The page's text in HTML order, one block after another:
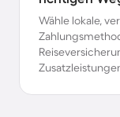
Wähle lokale,